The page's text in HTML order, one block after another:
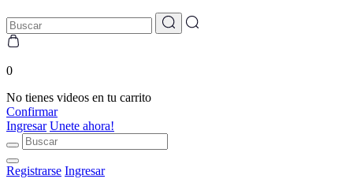
0
No tienes videos en tu carrito
Confirmar
Ingresar Unete ahora!
Registrarse Ingresar